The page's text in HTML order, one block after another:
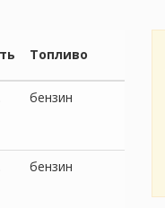
Топливо
бензин
бензин